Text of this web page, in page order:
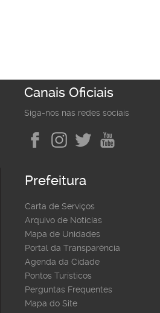
Canais Oficiais
Siga-nos nas redes sociais
Prefeitura
Carta de Serviços
Arquivo de Notícias
Mapa de Unidades
Portal da Transparência
Agenda da Cidade
Pontos Turísticos
Perguntas Frequentes
Mapa do Site